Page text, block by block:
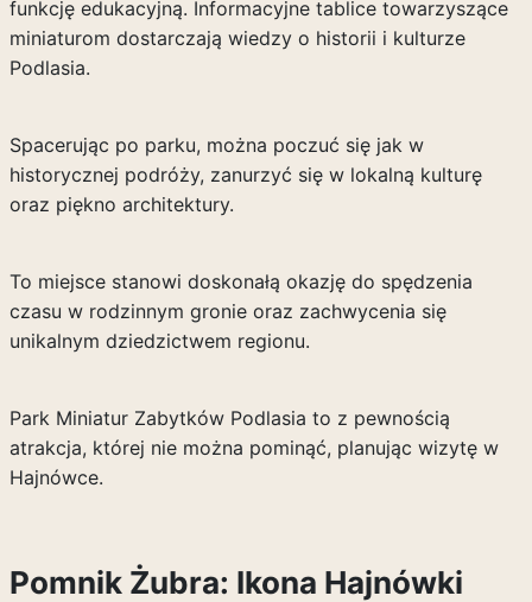
funkcję edukacyjną. Informacyjne tablice towarzyszące
miniaturom dostarczają wiedzy o historii i kulturze
Podlasia.
Spacerując po parku, można poczuć się jak w
historycznej podróży, zanurzyć się w lokalną kulturę
oraz piękno architektury.
To miejsce stanowi doskonałą okazję do spędzenia
czasu w rodzinnym gronie oraz zachwycenia się
unikalnym dziedzictwem regionu.
Park Miniatur Zabytków Podlasia to z pewnością
atrakcja, której nie można pominąć, planując wizytę w
Hajnówce.
Pomnik Żubra: Ikona Hajnówki